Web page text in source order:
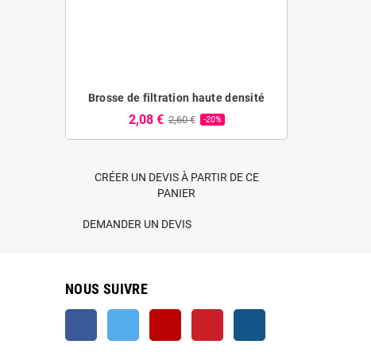
Brosse de filtration haute densité
2,08 € 2,60 € -20%
CRÉER UN DEVIS À PARTIR DE CE
PANIER
DEMANDER UN DEVIS
NOUS SUIVRE